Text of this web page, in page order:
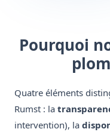
Pourquoi
Quatre éléments
Rumst : la
intervention), la